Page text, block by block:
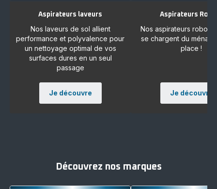
Aspirateurs laveurs
Nos laveurs de sol allient
performance et polyvalence pour
un nettoyage optimal de vos
surfaces dures en un seul
passage
Je découvre
Aspirateurs
Nos aspirateurs robots
se chargent du
place !
Je découvre
Découvrez nos marques